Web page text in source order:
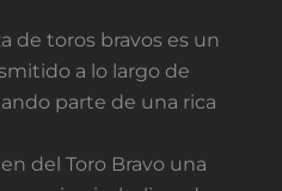
de toros bravos es un
a lo largo de
parte de una rica
del Toro Bravo una